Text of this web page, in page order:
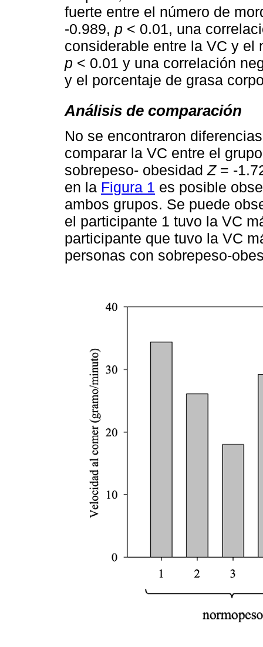
fuerte entre el número de
-0.989, p < 0.01, una
considerable entre la VC y
p < 0.01 y una correlación
y el porcentaje de grasa
Análisis de comparación
No se encontraron
comparar la VC entre el
sobrepeso- obesidadZ= -
en la Figura 1 es posible
ambos grupos. Se puede
el participante 1 tuvo la VC
participante que tuvo la VC
personas con sobrepeso-